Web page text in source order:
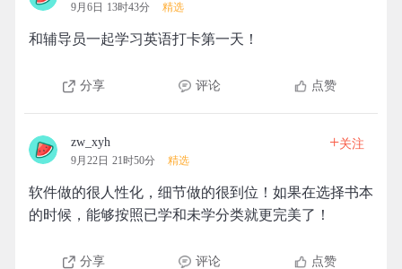
9月6日 13时43分 精选
和辅导员一起学习英语打卡第一天！
分享 评论 点赞
zw_xyh
9月22日 21时50分 精选
+关注
软件做的很人性化，细节做的很到位！如果在选择书本
的时候，能够按照已学和未学分类就更完美了！
分享 评论 点赞